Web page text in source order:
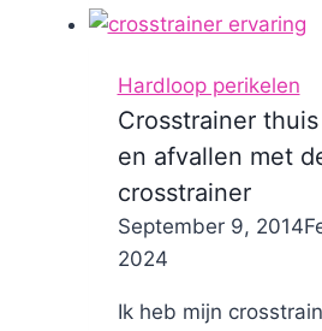
ik
ook
alweer?
🏃‍♀️
🌿
Hardloop perikelen
Crosstrainer
en afvallen met
crosstrainer
ByNicole
September 9, 2014
2024
Ik heb mijn